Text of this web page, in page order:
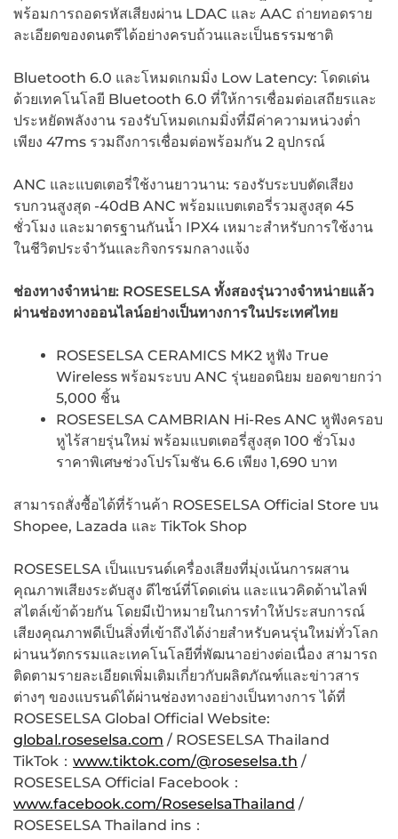
พร้อมการถอดรหัสเสียงผ่าน LDAC และ AAC ถ่ายทอดราย
ละเอียดของดนตรีได้อย่างครบถ้วนและเป็นธรรมชาติ
Bluetooth 6.0 และโหมดเกมมิ่ง Low Latency: โดดเด่น
ด้วยเทคโนโลยี Bluetooth 6.0 ที่ให้การเชื่อมต่อเสถียรและ
ประหยัดพลังงาน รองรับโหมดเกมมิ่งที่มีค่าความหน่วงต่ำ
เพียง 47ms รวมถึงการเชื่อมต่อพร้อมกัน 2 อุปกรณ์
ANC และแบตเตอรี่ใช้งานยาวนาน: รองรับระบบตัดเสียง
รบกวนสูงสุด -40dB ANC พร้อมแบตเตอรี่รวมสูงสุด 45
ชั่วโมง และมาตรฐานกันน้ำ IPX4 เหมาะสำหรับการใช้งาน
ในชีวิตประจำวันและกิจกรรมกลางแจ้ง
ช่องทางจำหน่าย: ROSESELSA ทั้งสองรุ่นวางจำหน่ายแล้ว
ผ่านช่องทางออนไลน์อย่างเป็นทางการในประเทศไทย
ROSESELSA CERAMICS MK2 หูฟัง True
Wireless พร้อมระบบ ANC รุ่นยอดนิยม ยอดขายกว่า
5,000 ชิ้น
ROSESELSA CAMBRIAN Hi-Res ANC หูฟังครอบ
หูไร้สายรุ่นใหม่ พร้อมแบตเตอรี่สูงสุด 100 ชั่วโมง
ราคาพิเศษช่วงโปรโมชัน 6.6 เพียง 1,690 บาท
สามารถสั่งซื้อได้ที่ร้านค้า ROSESELSA Official Store บน
Shopee, Lazada และ TikTok Shop
ROSESELSA เป็นแบรนด์เครื่องเสียงที่มุ่งเน้นการผสาน
คุณภาพเสียงระดับสูง ดีไซน์ที่โดดเด่น และแนวคิดด้านไลฟ์
สไตล์เข้าด้วยกัน โดยมีเป้าหมายในการทำให้ประสบการณ์
เสียงคุณภาพดีเป็นสิ่งที่เข้าถึงได้ง่ายสำหรับคนรุ่นใหม่ทั่วโลก
ผ่านนวัตกรรมและเทคโนโลยีที่พัฒนาอย่างต่อเนื่อง สามารถ
ติดตามรายละเอียดเพิ่มเติมเกี่ยวกับผลิตภัณฑ์และข่าวสาร
ต่างๆ ของแบรนด์ได้ผ่านช่องทางอย่างเป็นทางการ ได้ที่
ROSESELSA Global Official Website:
global.roseselsa.com / ROSESELSA Thailand
TikTok： www.tiktok.com/@roseselsa.th /
ROSESELSA Official Facebook：
www.facebook.com/RoseselsaThailand /
ROSESELSA Thailand ins：